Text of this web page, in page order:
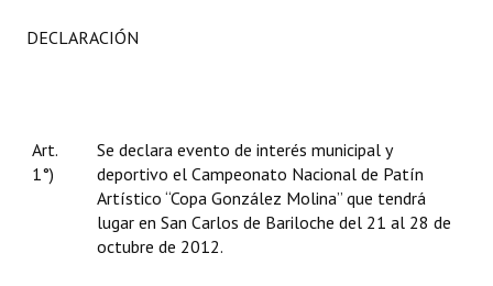
DECLARACIÓN
Art.
1°)
Se declara evento de interés municipal y
deportivo el Campeonato Nacional de Patín
Artístico “Copa González Molina” que tendrá
lugar en San Carlos de Bariloche del 21 al 28 de
octubre de 2012.